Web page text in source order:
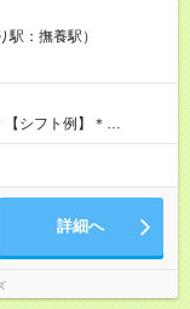
りは柔軟に対応する
期間】試
形態、給与は本採用時
：撫養駅）
シフト例】＊
12:00～21:00 など ◎
抜けシフトなどはあり
っしゃってください！
詳細へ